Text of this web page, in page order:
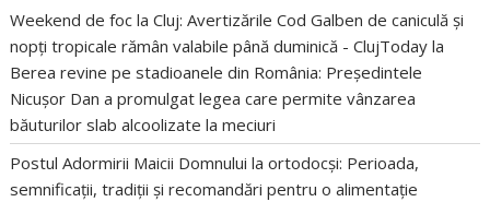
Weekend de foc la Cluj: Avertizările Cod Galben de caniculă și
nopți tropicale rămân valabile până duminică - ClujToday la
Berea revine pe stadioanele din România: Președintele
Nicușor Dan a promulgat legea care permite vânzarea
băuturilor slab alcoolizate la meciuri
Postul Adormirii Maicii Domnului la ortodocși: Perioada,
semnificații, tradiții și recomandări pentru o alimentație